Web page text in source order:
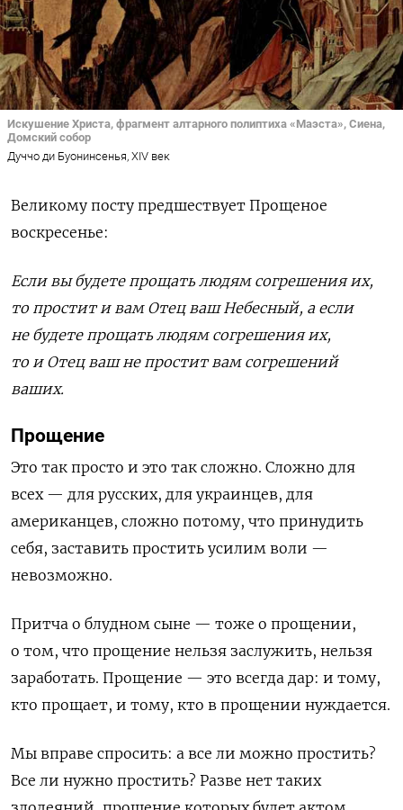
Искушение Христа, фрагмент алтарного полиптиха «Маэста», Сиена,
Домский собор
Дуччо ди Буонинсенья, XIV век
Великому посту предшествует Прощеное
воскресенье:
Если вы будете прощать людям согрешения их,
то простит и вам Отец ваш Небесный, а если
не будете прощать людям согрешения их,
то и Отец ваш не простит вам согрешений
ваших.
Прощение
Это так просто и это так сложно. Сложно для
всех — для русских, для украинцев, для
американцев, сложно потому, что принудить
себя, заставить простить усилим воли —
невозможно.
Притча о блудном сыне — тоже о прощении,
о том, что прощение нельзя заслужить, нельзя
заработать. Прощение — это всегда дар: и тому,
кто прощает, и тому, кто в прощении нуждается.
Мы вправе спросить: а все ли можно простить?
Все ли нужно простить? Разве нет таких